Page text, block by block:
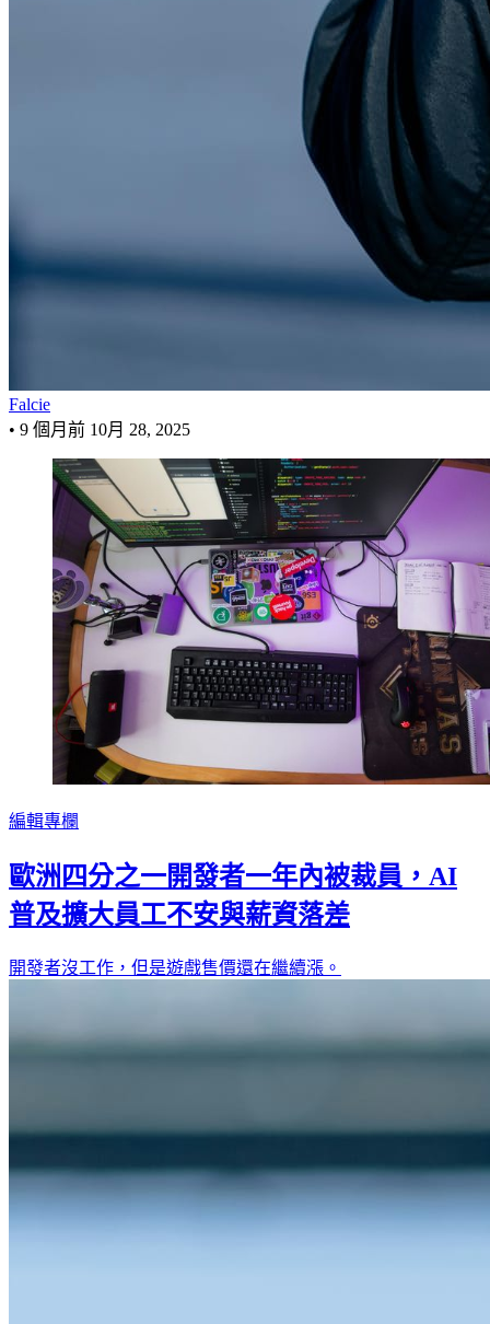
Falcie
• 9 個月前 10月 28, 2025
編輯專欄
歐洲四分之一開發者一年內被裁員，AI
普及擴大員工不安與薪資落差
開發者沒工作，但是遊戲售價還在繼續漲。